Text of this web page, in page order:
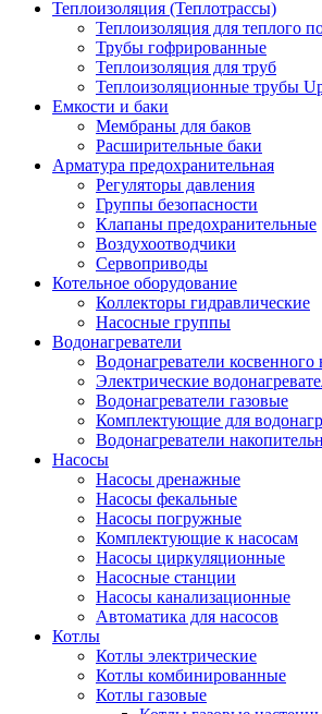
Теплоизоляция (Теплотрассы)
Теплоизоляция для теплого
Трубы гофрированные
Теплоизоляция для труб
Теплоизоляционные трубы
Емкости и баки
Мембраны для баков
Расширительные баки
Арматура предохранительная
Регуляторы давления
Группы безопасности
Клапаны предохранительные
Воздухоотводчики
Сервоприводы
Котельное оборудование
Коллекторы гидравлические
Насосные группы
Водонагреватели
Водонагреватели косвенного
Электрические
Водонагреватели газовые
Комплектующие для
Водонагреватели
Насосы
Насосы дренажные
Насосы фекальные
Насосы погружные
Комплектующие к насосам
Насосы циркуляционные
Насосные станции
Насосы канализационные
Автоматика для насосов
Котлы
Котлы электрические
Котлы комбинированные
Котлы газовые